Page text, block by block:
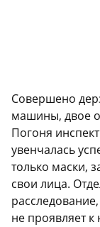
Совершено
машины, двое
Погоня
увенчалась
только маски,
свои лица.
не проявляет к